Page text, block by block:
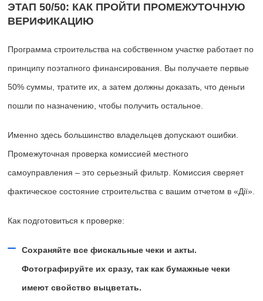
ЭТАП 50/50: КАК ПРОЙТИ ПРОМЕЖУТОЧНУЮ
ВЕРИФИКАЦИЮ
Программа строительства на собственном участке работает по
принципу поэтапного финансирования. Вы получаете первые
50% суммы, тратите их, а затем должны доказать, что деньги
пошли по назначению, чтобы получить остальное.
Именно здесь большинство владельцев допускают ошибки.
Промежуточная проверка комиссией местного
самоуправления – это серьезный фильтр. Комиссия сверяет
фактическое состояние строительства с вашим отчетом в «Дії».
Как подготовиться к проверке:
Сохраняйте все фискальные чеки и акты.
Фотографируйте их сразу, так как бумажные чеки
имеют свойство выцветать.